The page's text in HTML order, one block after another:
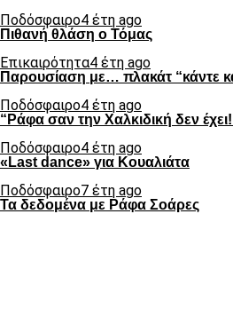
Ποδόσφαιρο4 έτη ago
Πιθανή θλάση ο Τόμας
Επικαιρότητα4 έτη ago
Παρουσίαση με… πλακάτ “κάντε
Ποδόσφαιρο4 έτη ago
“Ράφα σαν την Χαλκιδική δεν
Ποδόσφαιρο4 έτη ago
«Last dance» για Κουαλιάτα
Ποδόσφαιρο7 έτη ago
Τα δεδομένα με Ράφα Σοάρες